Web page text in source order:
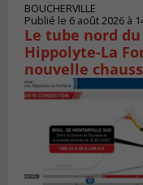
BOUCHERVILLE
Publié le 6 août 2026 à
Le tube nord
Hippolyte-La
nouvelle